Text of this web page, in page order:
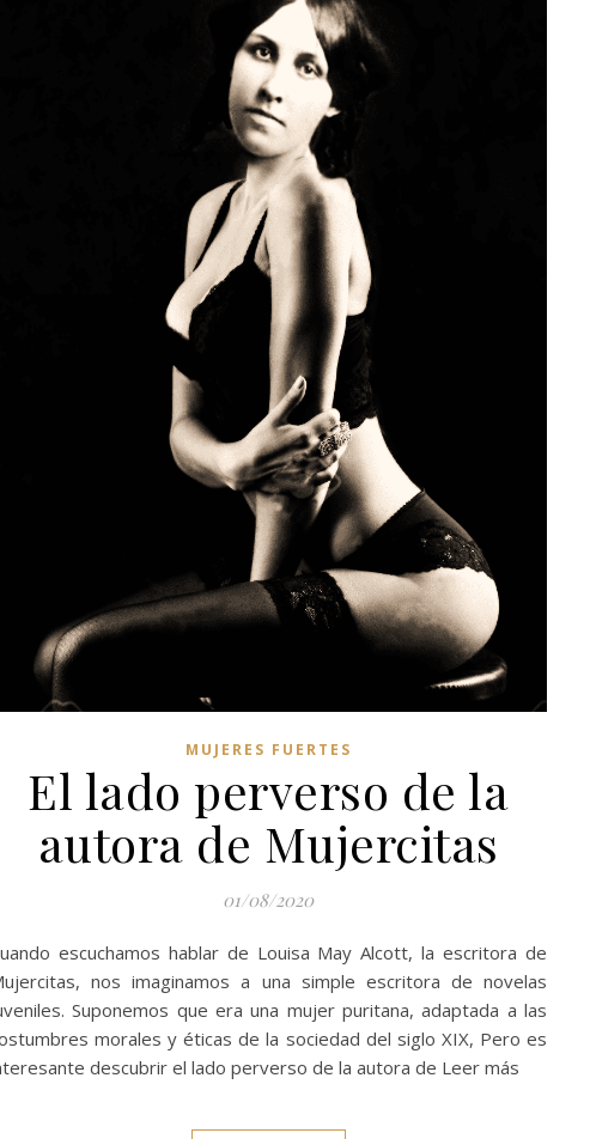
MUJERES FUERTES
El lado perverso de la
autora de Mujercitas
01/08/2020
escuchamos hablar de Louisa May Alcott, la escritora de
nos imaginamos a una simple escritora de novelas
Suponemos que era una mujer puritana, adaptada a las
morales y éticas de la sociedad del siglo XIX, Pero es
descubrir el lado perverso de la autora de Leer más